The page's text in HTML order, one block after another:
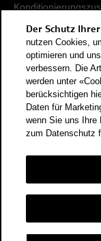
Damit
(Benzin, Diesel,
zusätzlich als
Energie)
Schweiz
CO2-Zielwert der
Fahrzeugmodelle:
Fahrzeug können
der individuellen
Energieeffizienz-
01.01.2023.
Der Schutz
nutzen Cookies,
optimieren und
verbessern. Die
werden unter
berücksichtigen
Daten für
wenn Sie uns Ihre
zum Datenschutz